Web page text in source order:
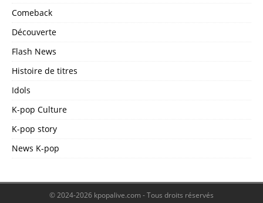
Comeback
Découverte
Flash News
Histoire de titres
Idols
K-pop Culture
K-pop story
News K-pop
© 2024-2026 kpopalive.com - Tous droits réservés